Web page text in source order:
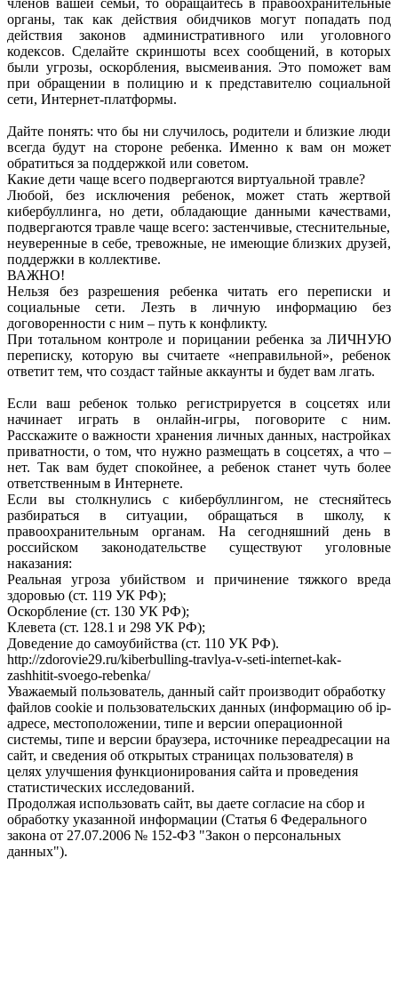
членов вашей семьи, то обращайтесь в правоохранительные
органы, так как действия обидчиков могут попадать под
действия законов административного или уголовного
кодексов. Сделайте скриншоты всех сообщений, в которых
были угрозы, оскорбления, высмеивания. Это поможет вам
при обращении в полицию и к представителю социальной
сети, Интернет-платформы.
Дайте понять: что бы ни случилось, родители и близкие люди
всегда будут на стороне ребенка. Именно к вам он может
обратиться за поддержкой или советом.
Какие дети чаще всего подвергаются виртуальной травле?
Любой, без исключения ребенок, может стать жертвой
кибербуллинга, но дети, обладающие данными качествами,
подвергаются травле чаще всего: застенчивые, стеснительные,
неуверенные в себе,тревожные, не имеющие близких друзей,
поддержки в коллективе.
ВАЖНО!
Нельзя без разрешения ребенка читать его переписки и
социальные сети. Лезть в личную информацию без
договоренности с ним – путь к конфликту.
При тотальном контроле и порицании ребенка за ЛИЧНУЮ
переписку, которую вы считаете «неправильной», ребенок
ответит тем, что создаст тайные аккаунты и будет вам лгать.
Если ваш ребенок только регистрируется в соцсетях или
начинает играть в онлайн-игры, поговорите с ним.
Расскажите о важности хранения личных данных, настройках
приватности, о том, что нужно размещать в соцсетях, а что –
нет. Так вам будет спокойнее, а ребенок станет чуть более
ответственным в Интернете.
Если вы столкнулись с кибербуллингом, не стесняйтесь
разбираться в ситуации, обращаться в школу, к
правоохранительным органам. На сегодняшний день в
российском законодательстве существуют уголовные
наказания:
Реальная угроза убийством и причинение тяжкого вреда
здоровью (ст. 119 УК РФ);
Оскорбление (ст. 130 УК РФ);
Клевета (ст. 128.1 и 298 УК РФ);
Доведение до самоубийства (ст. 110 УК РФ).
http://zdorovie29.ru/kiberbulling-travlya-v-seti-internet-kak-
zashhitit-svoego-rebenka/
Уважаемый пользователь, данный сайт производит обработку
файлов cookie и пользовательских данных (информацию об ip-
адресе, местоположении, типе и версии операционной
системы, типе и версии браузера, источнике переадресации на
сайт, и сведения об открытых страницах пользователя) в
целях улучшения функционирования сайта и проведения
статистических исследований.
Продолжая использовать сайт, вы даете согласие на сбор и
обработку указанной информации (Статья 6 Федерального
закона от 27.07.2006 № 152-ФЗ "Закон о персональных
данных").